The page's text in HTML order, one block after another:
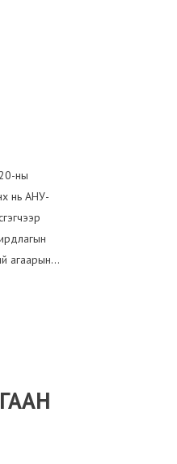
ны
нь АНУ-
агаарын...